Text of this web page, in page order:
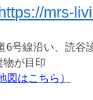
mrs-
6号線沿い、読谷
物が目印
図はこちら）